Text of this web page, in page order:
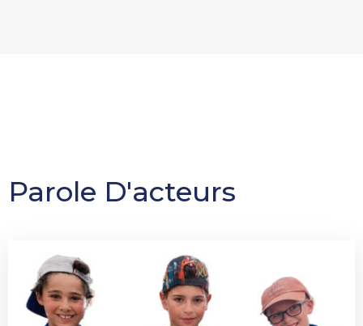
Parole D'acteurs